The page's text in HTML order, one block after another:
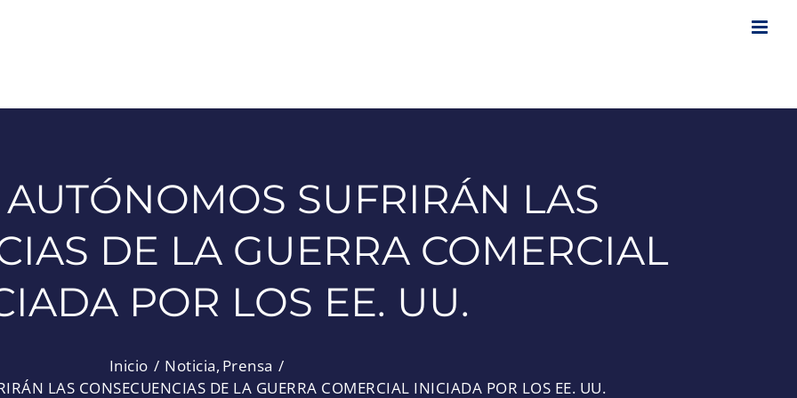
SUFRIRÁN LAS
DE LA GUERRA COMERCIAL
POR LOS EE. UU.
Inicio Noticia Prensa
LAS CONSECUENCIAS DE LA GUERRA COMERCIAL INICIADA POR LOS EE. UU.